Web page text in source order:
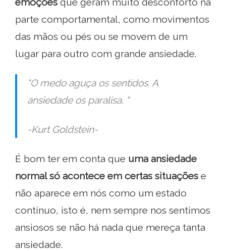
parte comportamental, como movimentos
das mãos ou pés ou se movem de um
lugar para outro com grande ansiedade.
"O medo aguça os sentidos. A
ansiedade os paralisa. "
-Kurt Goldstein-
É bom ter em conta que uma ansiedade
normal só acontece em certas situações e
não aparece em nós como um estado
contínuo, isto é, nem sempre nos sentimos
ansiosos se não há nada que mereça tanta
ansiedade.